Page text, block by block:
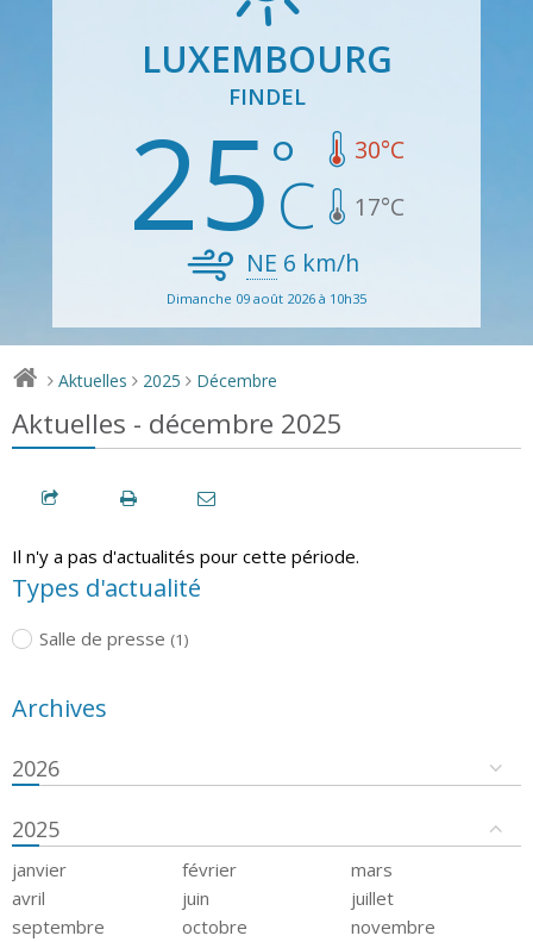
LUXEMBOURG
FINDEL
25 30°C
17°C
NE 6 km/h
Dimanche 09 août 2026 à 10h35
> Aktuelles > 2025 > Décembre
Aktuelles - décembre 2025
Il n'y a pas d'actualités pour cette période.
Types d'actualité
Salle de presse (1)
Archives
2026
2025
janvier février
mars
avril
juin
juillet
septembre
octobre
novembre